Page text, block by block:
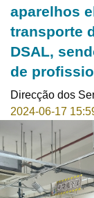
aparelhos
transporte
DSAL,
de
Direcção dos
2024-06-17